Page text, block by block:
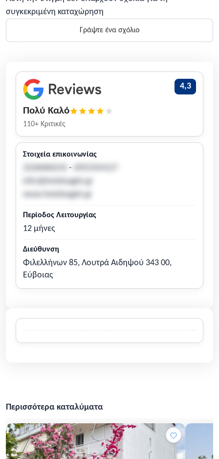
συγκεκριμένη καταχώρηση
Γράψτε ένα σχόλιο
4,3
Πολύ Καλό
110+ Κριτικές
Στοιχεία επικοινωνίας
-
info@hotelsagini.gr
www.hotelsagini.gr
Περίοδος Λειτουργίας
12 μήνες
Διεύθυνση
Φιλελλήνων 85, Λουτρά Αιδηψού 343 00,
Εύβοιας
Περισσότερα καταλύματα